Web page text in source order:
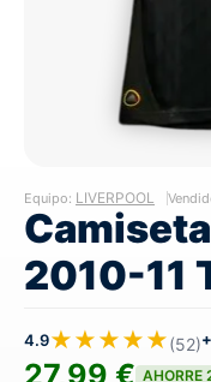
Equipo: LIVERPOOL
2010-11
4.9★★★★★(52)
27,99 € AHORRE